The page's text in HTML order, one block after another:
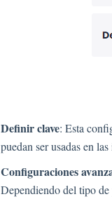
Definir clave: Esta
puedan ser usadas en
Configuraciones
Dependiendo del tipo de